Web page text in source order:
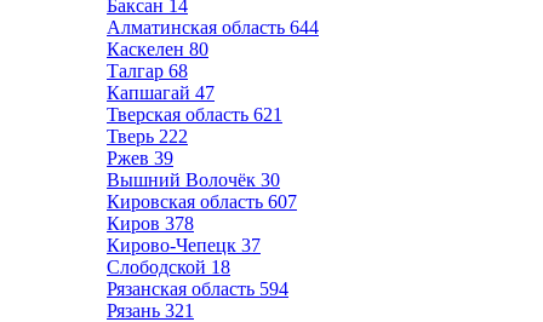
Баксан 14
Алматинская область 644
Каскелен 80
Талгар 68
Капшагай 47
Тверская область 621
Тверь 222
Ржев 39
Вышний Волочёк 30
Кировская область 607
Киров 378
Кирово-Чепецк 37
Слободской 18
Рязанская область 594
Рязань 321